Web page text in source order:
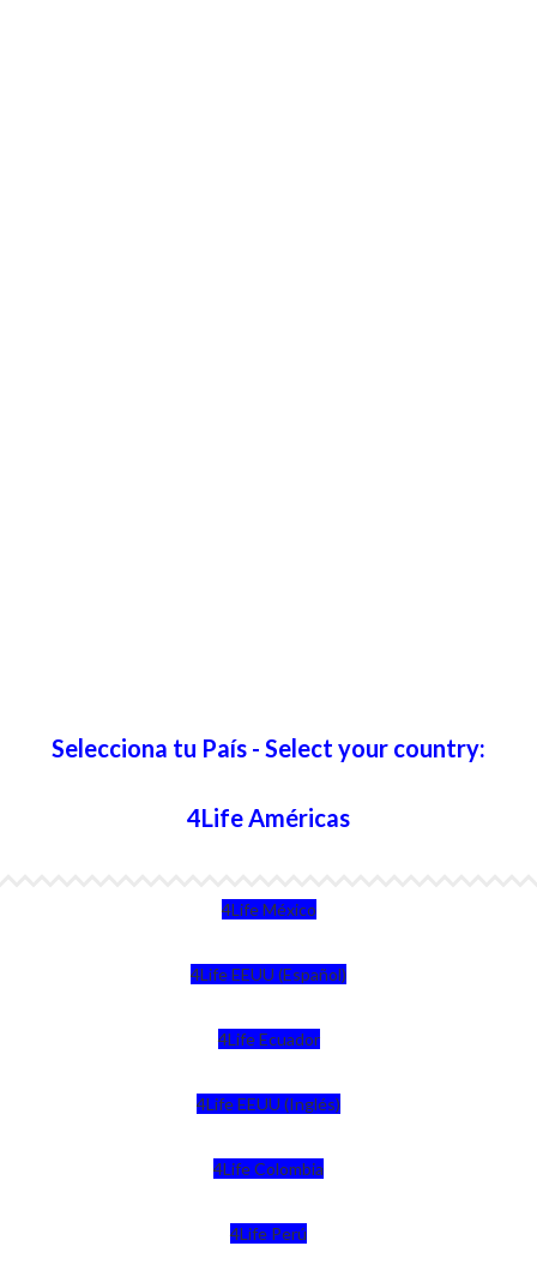
Selecciona tu País - Select your country:
4Life Américas
4Life México
4Life EEUU (Español)
4Life Ecuador
4Life EEUU (Inglés)
4Life Colombia
4Life Perú